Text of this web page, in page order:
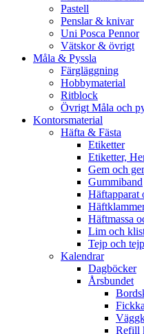
Pastell
Penslar & knivar
Uni Posca Pennor
Vätskor & övrigt
Måla & Pyssla
Färgläggning
Hobbymaterial
Ritblock
Övrigt Måla och
Kontorsmaterial
Häfta & Fästa
Etiketter
Etiketter,
Gem och
Gummiband
Häftapparat
Häftmassa
Lim och
Tejp och
Kalendrar
Dagböcker
Årsbundet
Refill